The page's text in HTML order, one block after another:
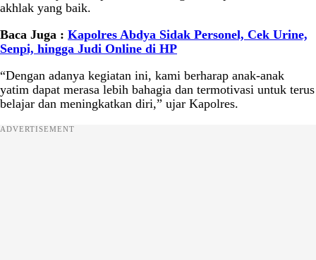
akhlak yang baik.
Baca Juga : Kapolres Abdya Sidak Personel, Cek Urine,
Senpi, hingga Judi Online di HP
“Dengan adanya kegiatan ini, kami berharap anak-anak
yatim dapat merasa lebih bahagia dan termotivasi untuk terus
belajar dan meningkatkan diri,” ujar Kapolres.
ADVERTISEMENT